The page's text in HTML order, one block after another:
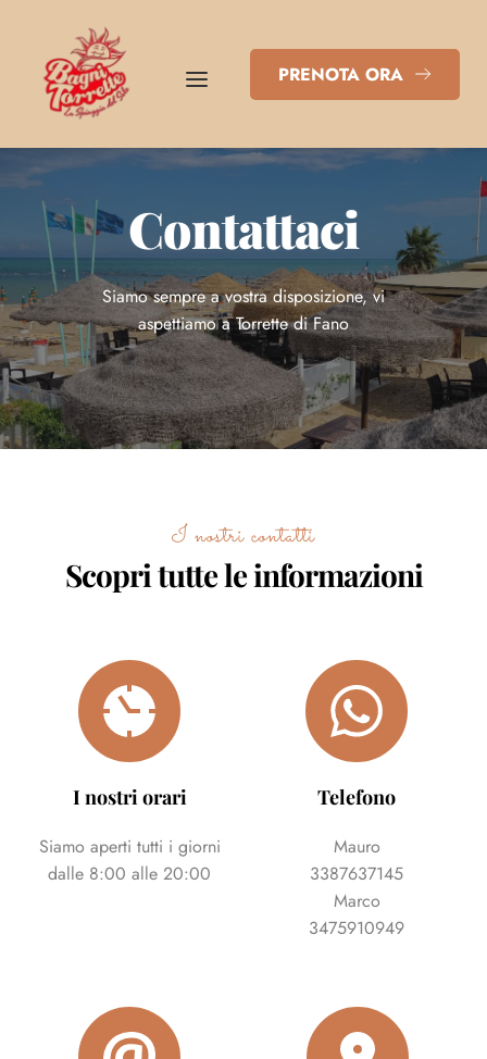
PRENOTA ORA
Contattaci
Siamo sempre a vostra disposizione, vi
aspettiamo a Torrette di Fano
I nostri contatti
Scopri tutte le informazioni
I nostri orari
Siamo aperti tutti i giorni
dalle 8:00 alle 20:00
Telefono
Mauro
3387637145
Marco
3475910949